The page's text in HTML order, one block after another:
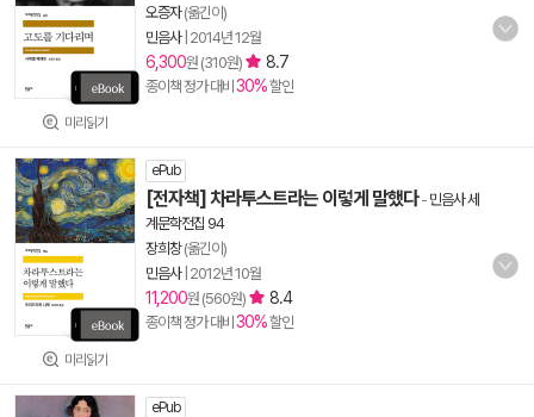
미리읽기
오증자(옮긴이)
민음사| 2014년 12월
6,300원 (310원) 8.7
종이책 정가 대비 30%할인
미리읽기
ePub
[전자책] 차라투스트라는 이렇게 말했다- 민음사 세
계문학전집 94
장희창(옮긴이)
민음사| 2012년 10월
11,200원 (560원) 8.4
종이책 정가 대비 30%할인
ePub